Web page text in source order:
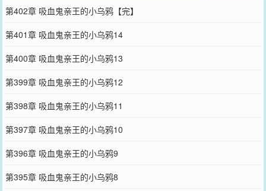
第402章 吸血鬼亲王的小乌鸦【完】
第401章 吸血鬼亲王的小乌鸦14
第400章 吸血鬼亲王的小乌鸦13
第399章 吸血鬼亲王的小乌鸦12
第398章 吸血鬼亲王的小乌鸦11
第397章 吸血鬼亲王的小乌鸦10
第396章 吸血鬼亲王的小乌鸦9
第395章 吸血鬼亲王的小乌鸦8